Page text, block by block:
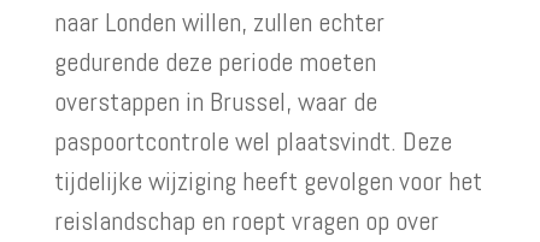
naar Londen willen, zullen echter
gedurende deze periode moeten
overstappen in Brussel, waar de
paspoortcontrole wel plaatsvindt. Deze
tijdelijke wijziging heeft gevolgen voor het
reislandschap en roept vragen op over